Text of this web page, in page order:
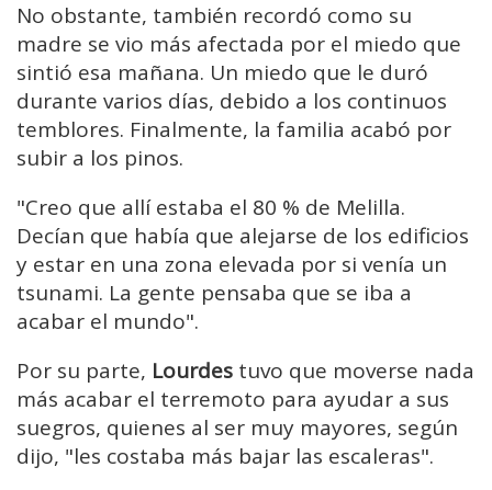
No obstante, también recordó como su
madre se vio más afectada por el miedo que
sintió esa mañana. Un miedo que le duró
durante varios días, debido a los continuos
temblores. Finalmente, la familia acabó por
subir a los pinos.
"Creo que allí estaba el 80 % de Melilla.
Decían que había que alejarse de los edificios
y estar en una zona elevada por si venía un
tsunami. La gente pensaba que se iba a
acabar el mundo".
Por su parte, Lourdes tuvo que moverse nada
más acabar el terremoto para ayudar a sus
suegros, quienes al ser muy mayores, según
dijo, "les costaba más bajar las escaleras".